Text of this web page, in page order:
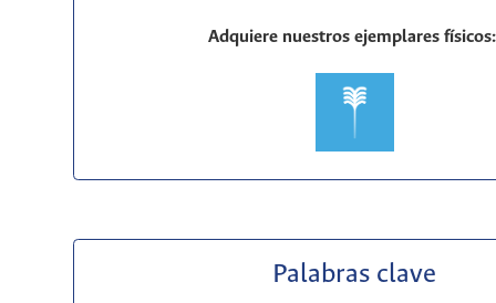
Adquiere nuestros ejemplares
Palabras clave